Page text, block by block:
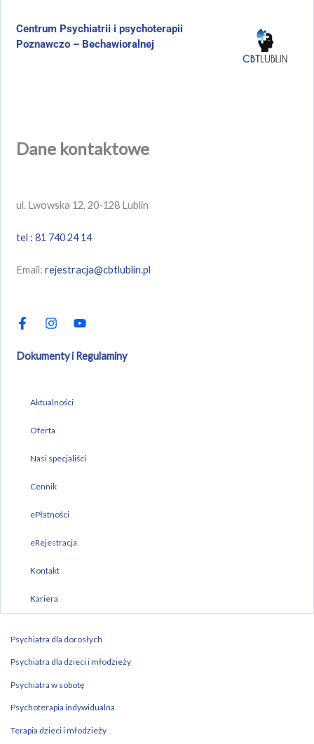
Dane kontaktowe
ul. Lwowska 12, 20-128 Lublin
tel : 81 740 24 14
Email:rejestracja@cbtlublin.pl
a
c
b
o
n
s
a
g
m
u
u
b
Dokumenty i Regulaminy
Aktualności
Oferta
Nasi specjaliści
Cennik
ePłatności
eRejestracja
Kontakt
Kariera
Centrum Psychiatrii i psychoterapii
Poznawczo – Bechawioralnej
Psychiatra dla dorosłych
Psychiatra dla dzieci i młodzieży
Psychiatra w sobotę
Psychoterapia indywidualna
Terapia dzieci i młodzieży